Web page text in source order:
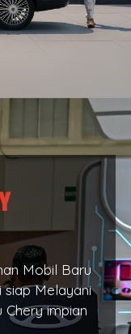
Mobil Baru
siap Melayani
impian